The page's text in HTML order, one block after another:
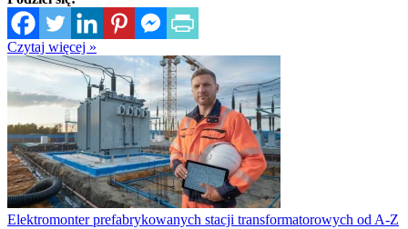
Czytaj więcej »
Elektromonter prefabrykowanych stacji transformatorowych od A-Z